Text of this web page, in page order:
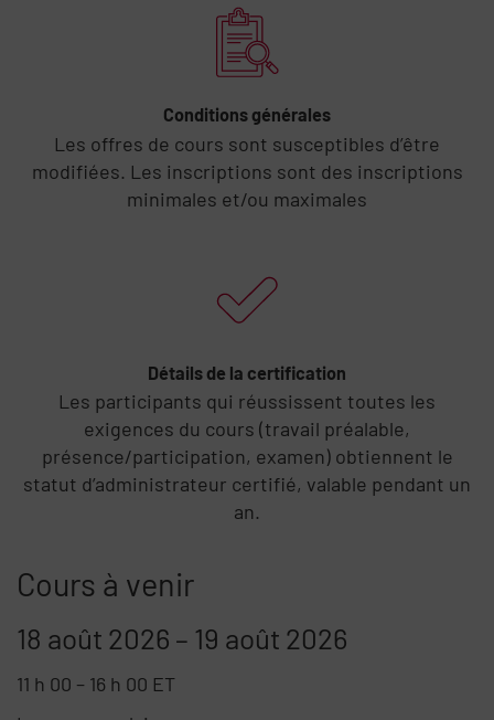
Conditions générales
Les offres de cours sont susceptibles d’être
modifiées. Les inscriptions sont des inscriptions
minimales et/ou maximales
Détails de la certification
Les participants qui réussissent toutes les
exigences du cours (travail préalable,
présence/participation, examen) obtiennent le
statut d’administrateur certifié, valable pendant un
an.
Cours à venir
18 août 2026 – 19 août 2026
11 h 00 – 16 h 00 ET